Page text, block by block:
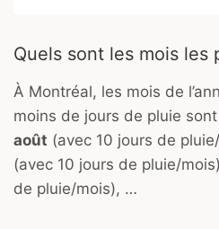
Quels sont les mois les
À Montréal, les mois de
moins de jours de pluie
août (avec 10 jours de
(avec 10 jours de pluie/
de pluie/mois), …